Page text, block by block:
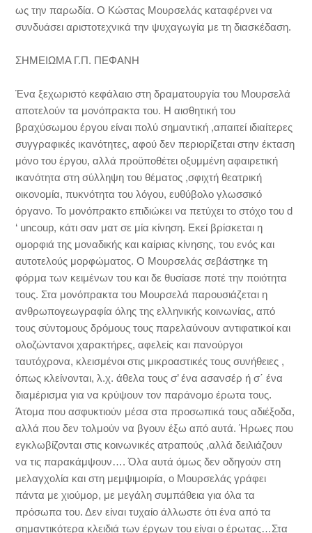
ως την παρωδία. Ο Κώστας Μουρσελάς καταφέρνει να
συνδυάσει αριστοτεχνικά την ψυχαγωγία με τη διασκέδαση.
ΣΗΜΕΙΩΜΑ Γ.Π. ΠΕΦΑΝΗ
Ένα ξεχωριστό κεφάλαιο στη δραματουργία του Μουρσελά
αποτελούν τα μονόπρακτα του. Η αισθητική του
βραχύσωμου έργου είναι πολύ σημαντική ,απαιτεί ιδιαίτερες
συγγραφικές ικανότητες, αφού δεν περιορίζεται στην έκταση
μόνο του έργου, αλλά προϋποθέτει οξυμμένη αφαιρετική
ικανότητα στη σύλληψη του θέματος ,σφιχτή θεατρική
οικονομία, πυκνότητα του λόγου, ευθύβολο γλωσσικό
όργανο. Το μονόπρακτο επιδιώκει να πετύχει το στόχο του d
‘ uncoup, κάτι σαν ματ σε μία κίνηση. Εκεί βρίσκεται η
ομορφιά της μοναδικής και καίριας κίνησης, του ενός και
αυτοτελούς μορφώματος. Ο Μουρσελάς σεβάστηκε τη
φόρμα των κειμένων του και δε θυσίασε ποτέ την ποιότητα
τους. Στα μονόπρακτα του Μουρσελά παρουσιάζεται η
ανθρωπογεωγραφία όλης της ελληνικής κοινωνίας, από
τους σύντομους δρόμους τους παρελαύνουν αντιφατικοί και
ολοζώντανοι χαρακτήρες, αφελείς και πανούργοι
ταυτόχρονα, κλεισμένοι στις μικροαστικές τους συνήθειες ,
όπως κλείνονται, λ.χ. άθελα τους σ’ ένα ασανσέρ ή σ΄ ένα
διαμέρισμα για να κρύψουν τον παράνομο έρωτα τους.
Άτομα που ασφυκτιούν μέσα στα προσωπικά τους αδιέξοδα,
αλλά που δεν τολμούν να βγουν έξω από αυτά. Ήρωες που
εγκλωβίζονται στις κοινωνικές ατραπούς ,αλλά δειλιάζουν
να τις παρακάμψουν…. Όλα αυτά όμως δεν οδηγούν στη
μελαγχολία και στη μεμψιμοιρία, ο Μουρσελάς γράφει
πάντα με χιούμορ, με μεγάλη συμπάθεια για όλα τα
πρόσωπα του. Δεν είναι τυχαίο άλλωστε ότι ένα από τα
σημαντικότερα κλειδιά των έργων του είναι ο έρωτας…Στα